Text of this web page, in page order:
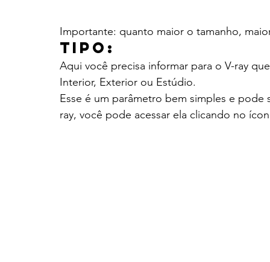
Importante: quanto maior o tamanho,
Tipo:
Aqui você precisa informar para o V-ray
Interior, Exterior ou Estúdio.
Esse é um parâmetro bem simples e
ray, você pode acessar ela clicando no